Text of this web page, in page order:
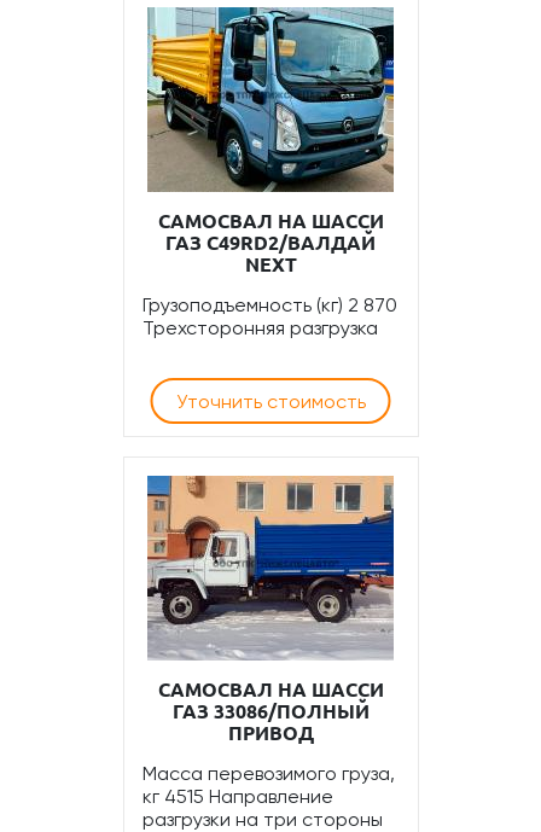
САМОСВАЛ НА ШАССИ
ГАЗ С49RD2/ВАЛДАЙ
NEXT
Грузоподъемность (кг) 2 870
Трехсторонняя разгрузка
Уточнить стоимость
САМОСВАЛ НА ШАССИ
ГАЗ 33086/ПОЛНЫЙ
ПРИВОД
Масса перевозимого груза,
кг 4515 Направление
разгрузки на три стороны